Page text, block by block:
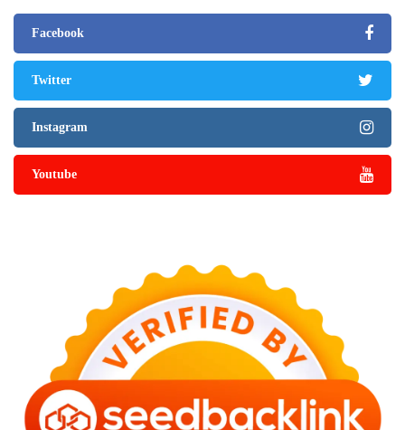
Facebook
Twitter
Instagram
Youtube